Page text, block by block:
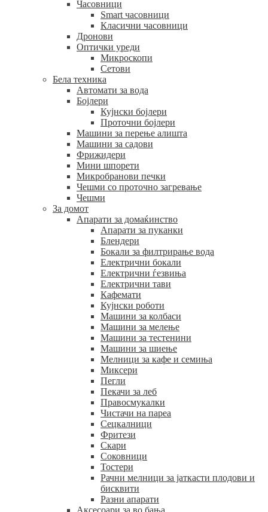
Часовници
Smart часовници
Класични часовници
Дронови
Оптички уреди
Микроскопи
Сетови
Бела техника
Автомати за вода
Бојлери
Кујнски бојлери
Проточни бојлери
Машини за перење алишта
Машини за садови
Фрижидери
Мини шпорети
Микробранови печки
Чешми со проточно загревање
Чешми
За домот
Апарати за домаќинство
Апарати за пуканки
Блендери
Бокали за филтрирање вода
Електрични бокали
Електрични ѓезвиња
Електрични тави
Кафемати
Кујнски роботи
Машини за колбаси
Машини за мелење
Машини за тестенини
Машини за шиење
Мелници за кафе и семиња
Миксери
Пегли
Пекачи за леб
Правосмукалки
Чистачи на пареа
Сецкалници
Фритези
Скари
Соковници
Тостери
Рачни мелници за јаткасти плодови и
бисквити
Разни апарати
Аксесоари за во бања